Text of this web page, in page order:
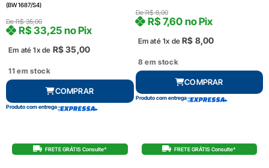
(BW 1687/S4)
DeR$35,00
Em até 1x de R$35,00
R$33,25 no Pix
11 em stock
COMPRAR
Produto com entrega
DeR$8,00
Em até 1x de R$ 8,00
R$7,60 no Pix
8 em stock
COMPRAR
Produto com entrega
FRETE GRÁTIS Consulte* FRETE GRÁTIS Consulte*